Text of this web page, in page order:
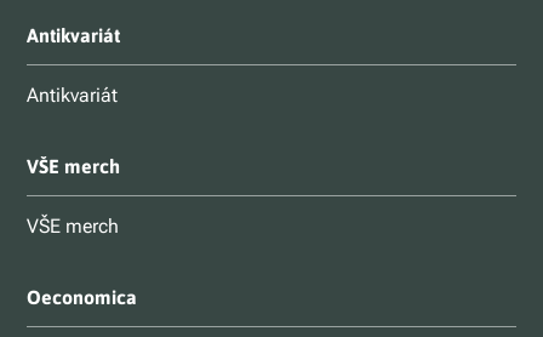
Antikvariát
Antikvariát
VŠE merch
VŠE merch
Oeconomica